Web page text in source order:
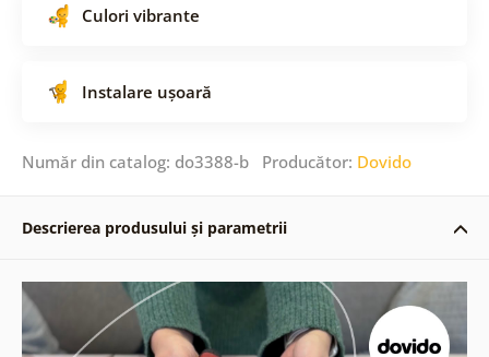
Culori vibrante
Instalare ușoară
Număr din catalog: do3388-b Producător: Dovido
Descrierea produsului și parametrii